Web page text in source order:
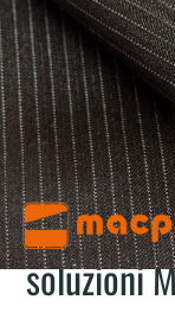
Macpi si conferma
processi per
annunciare l’
automatica stiro
nostre soluzioni
di controllo, con
Macchine
soluzioni